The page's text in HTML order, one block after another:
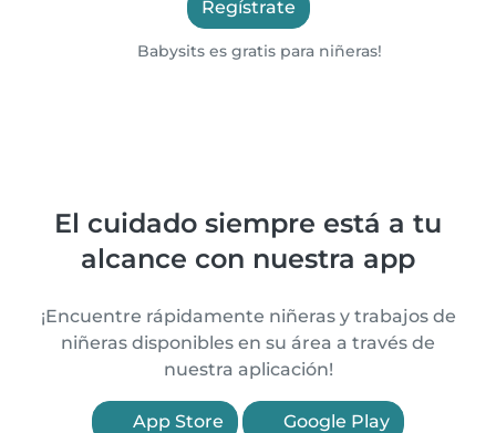
Regístrate
Babysits es gratis para niñeras!
El cuidado siempre está a tu
alcance con nuestra app
¡Encuentre rápidamente niñeras y trabajos de
niñeras disponibles en su área a través de
nuestra aplicación!
App Store Google Play